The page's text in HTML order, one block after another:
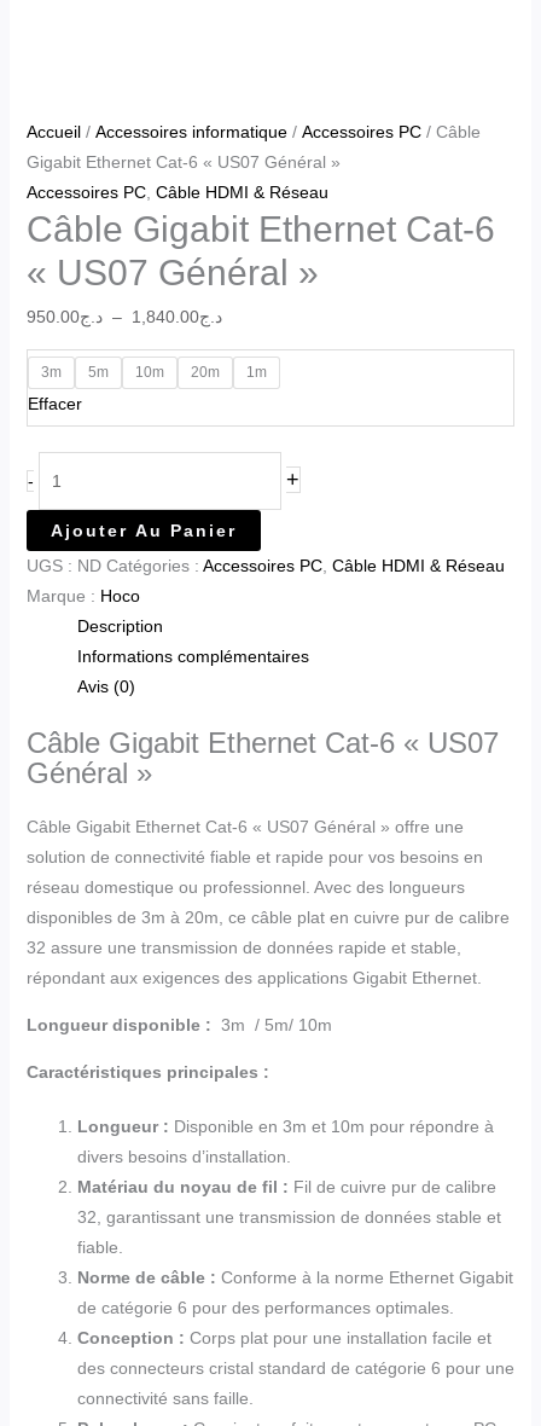
Accueil/ Accessoires informatique/ Accessoires PC/ Câble
Gigabit Ethernet Cat-6 « US07 Général »
Accessoires PC, Câble HDMI & Réseau
Câble Gigabit Ethernet Cat-6
« US07 Général »
د.ج950.00 – د.ج1,840.00
3m 5m 10m 20m 1m
Effacer
- +
Ajouter Au Panier
UGS : ND Catégories : Accessoires PC, Câble HDMI & Réseau
Marque : Hoco
Description
Informations complémentaires
Avis (0)
Câble Gigabit Ethernet Cat-6 « US07
Général »
Câble Gigabit Ethernet Cat-6 « US07 Général » offre une
solution de connectivité fiable et rapide pour vos besoins en
réseau domestique ou professionnel. Avec des longueurs
disponibles de 3m à 20m, ce câble plat en cuivre pur de calibre
32 assure une transmission de données rapide et stable,
répondant aux exigences des applications Gigabit Ethernet.
Longueur disponible : 3m / 5m/ 10m
Caractéristiques principales :
Longueur : Disponible en 3m et 10m pour répondre à
divers besoins d’installation.
Matériau du noyau de fil : Fil de cuivre pur de calibre
32, garantissant une transmission de données stable et
fiable.
Norme de câble : Conforme à la norme Ethernet Gigabit
de catégorie 6 pour des performances optimales.
Conception : Corps plat pour une installation facile et
des connecteurs cristal standard de catégorie 6 pour une
connectivité sans faille.